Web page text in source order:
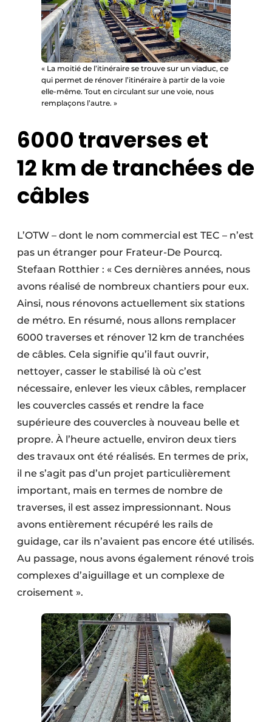
« La moitié de l’itinéraire se trouve sur un viaduc, ce
qui permet de rénover l’itinéraire à partir de la voie
elle-même. Tout en circulant sur une voie, nous
remplaçons l’autre. »
6000 traverses et
12 km de tranchées de
câbles
L’OTW – dont le nom commercial est TEC – n’est
pas un étranger pour Frateur-De Pourcq.
Stefaan Rotthier : « Ces dernières années, nous
avons réalisé de nombreux chantiers pour eux.
Ainsi, nous rénovons actuellement six stations
de métro. En résumé, nous allons remplacer
6000 traverses et rénover 12 km de tranchées
de câbles. Cela signifie qu’il faut ouvrir,
nettoyer, casser le stabilisé là où c’est
nécessaire, enlever les vieux câbles, remplacer
les couvercles cassés et rendre la face
supérieure des couvercles à nouveau belle et
propre. À l’heure actuelle, environ deux tiers
des travaux ont été réalisés. En termes de prix,
il ne s’agit pas d’un projet particulièrement
important, mais en termes de nombre de
traverses, il est assez impressionnant. Nous
avons entièrement récupéré les rails de
guidage, car ils n’avaient pas encore été utilisés.
Au passage, nous avons également rénové trois
complexes d’aiguillage et un complexe de
croisement ».